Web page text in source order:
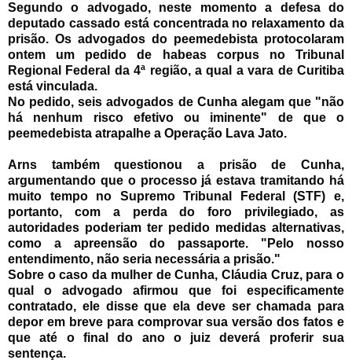
Segundo o advogado, neste momento a defesa do
deputado cassado está concentrada no relaxamento da
prisão. Os advogados do peemedebista protocolaram
ontem um pedido de habeas corpus no Tribunal
Regional Federal da 4ª região, a qual a vara de Curitiba
está vinculada.
No pedido, seis advogados de Cunha alegam que "não
há nenhum risco efetivo ou iminente" de que o
peemedebista atrapalhe a Operação Lava Jato.
Arns também questionou a prisão de Cunha,
argumentando que o processo já estava tramitando há
muito tempo no Supremo Tribunal Federal (STF) e,
portanto, com a perda do foro privilegiado, as
autoridades poderiam ter pedido medidas alternativas,
como a apreensão do passaporte. "Pelo nosso
entendimento, não seria necessária a prisão."
Sobre o caso da mulher de Cunha, Cláudia Cruz, para o
qual o advogado afirmou que foi especificamente
contratado, ele disse que ela deve ser chamada para
depor em breve para comprovar sua versão dos fatos e
que até o final do ano o juiz deverá proferir sua
sentença.